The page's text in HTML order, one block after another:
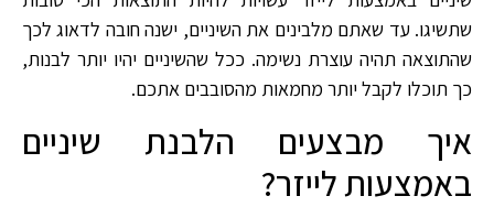
שתשיגו. עד שאתם מלבינים את השיניים, ישנה חובה לדאוג לכך
שהתוצאה תהיה עוצרת נשימה. ככל שהשיניים יהיו יותר לבנות,
כך תוכלו לקבל יותר מחמאות מהסובבים אתכם.
איך מבצעים הלבנת שיניים
באמצעות לייזר?